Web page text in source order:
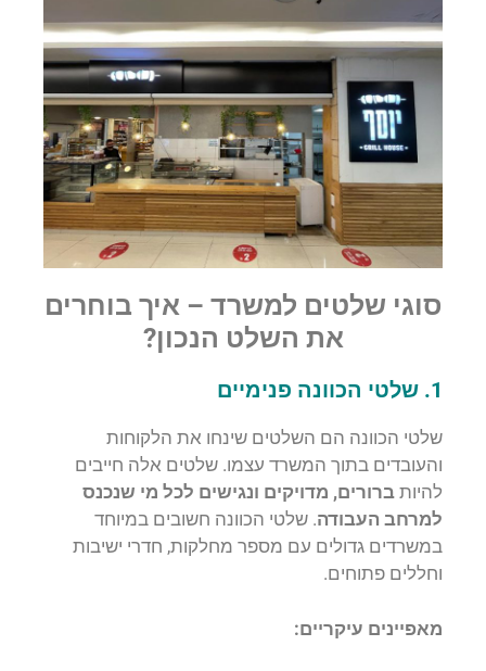
סוגי שלטים למשרד – איך בוחרים
את השלט הנכון?
1. שלטי הכוונה פנימיים
שלטי הכוונה הם השלטים שינחו את הלקוחות
והעובדים בתוך המשרד עצמו. שלטים אלה חייבים
להיות ברורים, מדויקים ונגישים לכל מי שנכנס
למרחב העבודה. שלטי הכוונה חשובים במיוחד
במשרדים גדולים עם מספר מחלקות, חדרי ישיבות
וחללים פתוחים.
מאפיינים עיקריים: